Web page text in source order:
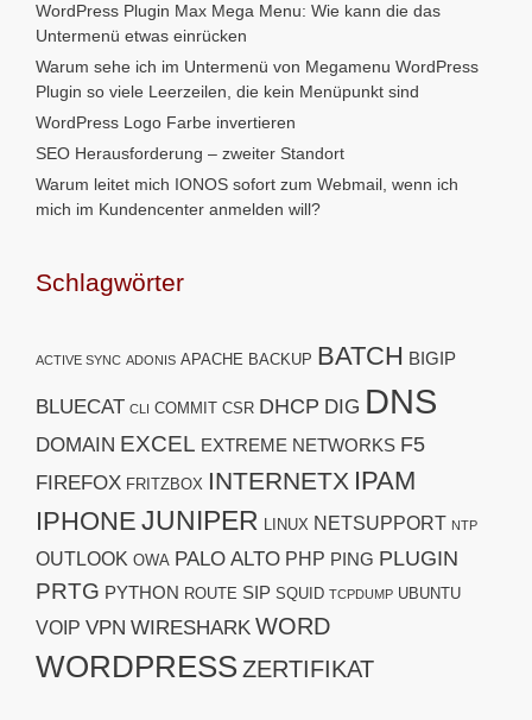
WordPress Plugin Max Mega Menu: Wie kann die das
Untermenü etwas einrücken
Warum sehe ich im Untermenü von Megamenu WordPress
Plugin so viele Leerzeilen, die kein Menüpunkt sind
WordPress Logo Farbe invertieren
SEO Herausforderung – zweiter Standort
Warum leitet mich IONOS sofort zum Webmail, wenn ich
mich im Kundencenter anmelden will?
Schlagwörter
ACTIVE SYNC ADONIS APACHE BACKUP BATCH BIGIP
BLUECAT CLI COMMIT CSR DHCP DIG DNS
DOMAIN EXCEL EXTREME NETWORKS F5
FIREFOX FRITZBOX INTERNETX IPAM
IPHONE JUNIPER LINUX NETSUPPORT NTP
OUTLOOK OWA PALO ALTO PHP PING PLUGIN
PRTG PYTHON ROUTE SIP SQUID TCPDUMP UBUNTU
VOIP VPN WIRESHARK WORD
WORDPRESSZERTIFIKAT